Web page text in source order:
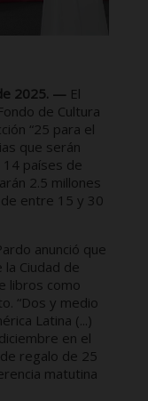
2025. — El
de Cultura
“25 para el
que serán
países de
2.5 millones
entre 15 y 30
anunció que
Ciudad de
libros como
“Dos y medio
Latina (...)
en el
regalo de 25
matutina